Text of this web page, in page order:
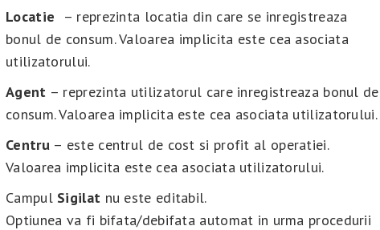
Locatie – reprezinta locatia din care se inregistreaza
bonul de consum. Valoarea implicita este cea asociata
utilizatorului.
Agent – reprezinta utilizatorul care inregistreaza bonul de
consum. Valoarea implicita este cea asociata utilizatorului.
Centru– este centrul de cost si profit al operatiei.
Valoarea implicita este cea asociata utilizatorului.
Campul Sigilat nu este editabil.
Optiunea va fi bifata/debifata automat in urma procedurii